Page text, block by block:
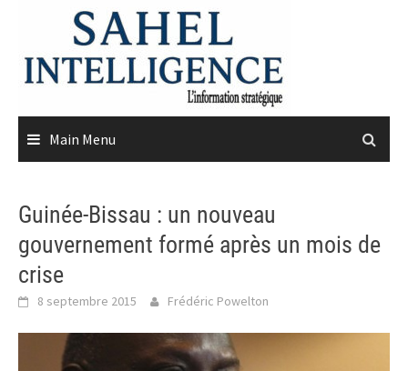
content
Main Menu
Guinée-Bissau : un nouveau
gouvernement formé après un mois de
crise
8 septembre 2015 Frédéric Powelton